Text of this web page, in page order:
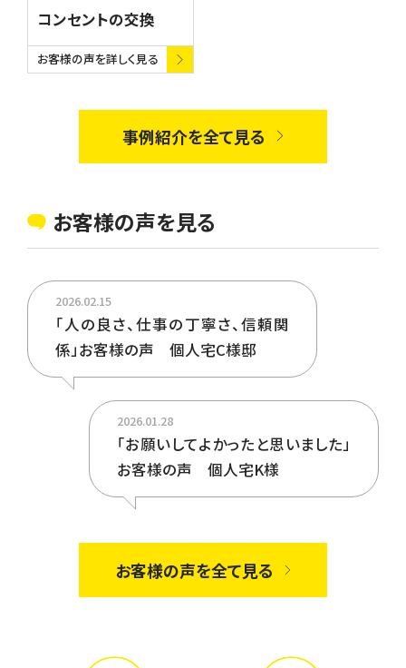
コンセントの交換
お客様の声を詳しく見る
事例紹介を全て見る
お客様の声を見る
2026.02.15
「人の良さ、仕事の丁寧さ、信頼関
係」お客様の声 個人宅C様邸
2026.01.28
「お願いしてよかったと思いました」
お客様の声 個人宅K様
お客様の声を全て見る